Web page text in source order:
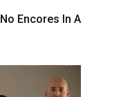
Encores In A